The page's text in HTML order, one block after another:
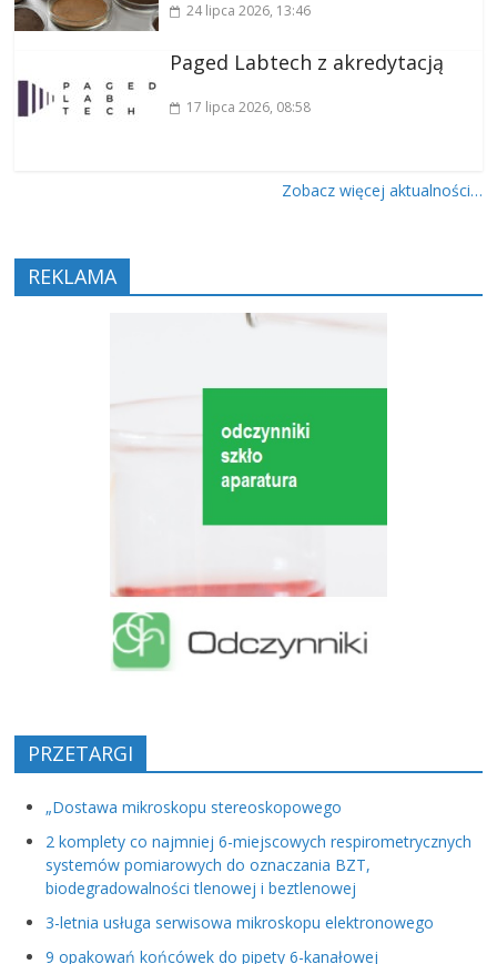
24 lipca 2026, 13:46
Paged Labtech z akredytacją
17 lipca 2026, 08:58
Zobacz więcej aktualności…
REKLAMA
PRZETARGI
„Dostawa mikroskopu stereoskopowego
2 komplety co najmniej 6-miejscowych respirometrycznych
systemów pomiarowych do oznaczania BZT,
biodegradowalności tlenowej i beztlenowej
3-letnia usługa serwisowa mikroskopu elektronowego
9 opakowań końcówek do pipety 6-kanałowej